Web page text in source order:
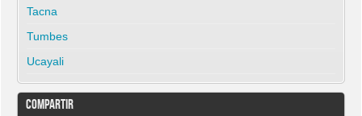
Tacna
Tumbes
Ucayali
Compartir